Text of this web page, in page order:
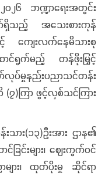
၀၂၆ ဘဏ္ဍာရေးအတွင်း
သည့် အသေးစားကုန်
င့် ကျေးလက်နေမိသားစု
ာင်ရွက်မည့် တန်ဖိုးမြှင့်
လုပ်မှုနည်းပညာသင်တန်း
)ကြာ ဖွင့်လှစ်သင်ကြား
၁၃)ဦးအား ဌာန၏
ြင်းများ၊ ဈေးကွက်ဝင်
ျား၊ ထုတ်ပိုးမှု ဆိုင်ရာ